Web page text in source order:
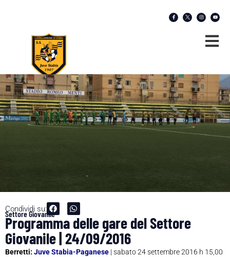
Condividi su:
Settore Giovanile
Programma delle gare del Settore
Giovanile | 24/09/2016
Berretti: Juve Stabia-Paganese | sabato 24 settembre 2016 h 15,00